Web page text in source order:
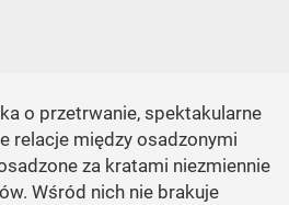
o przetrwanie, spektakularne
relacje między osadzonymi
za kratami niezmiennie
Wśród nich nie brakuje